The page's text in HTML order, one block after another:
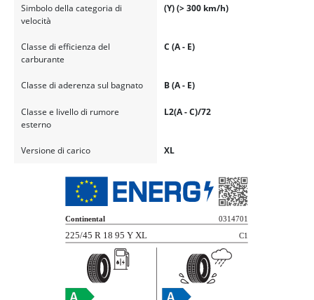
Simbolo della categoria di
velocità
(Y) (> 300 km/h)
Classe di efficienza del
carburante
C (A - E)
Classe di aderenza sul bagnato B (A - E)
Classe e livello di rumore
esterno
L2(A - C)/72
Versione di carico XL